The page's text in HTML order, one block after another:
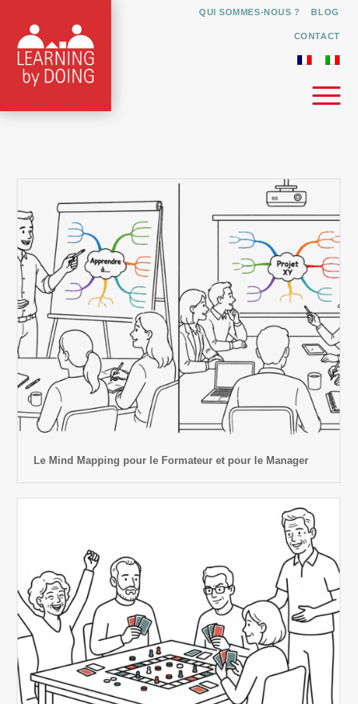
QUI SOMMES-NOUS ? BLOG
CONTACT
Le Mind Mapping pour le Formateur et pour le Manager